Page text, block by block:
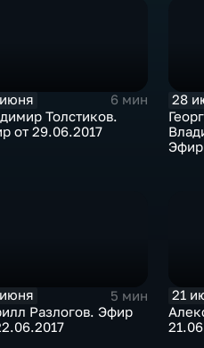
6 мин
Толстиков.
от 29.06.2017
28
Эфир
5 мин
Разлогов. Эфир
21